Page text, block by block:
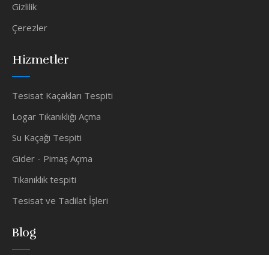
Gizlilik
Çerezler
Hizmetler
Tesisat Kaçakları Tespiti
Logar Tıkanıklığı Açma
Su Kaçağı Tespiti
Gider - Pimaş Açma
Tıkanıklık tespiti
Tesisat ve Tadilat İşleri
Blog